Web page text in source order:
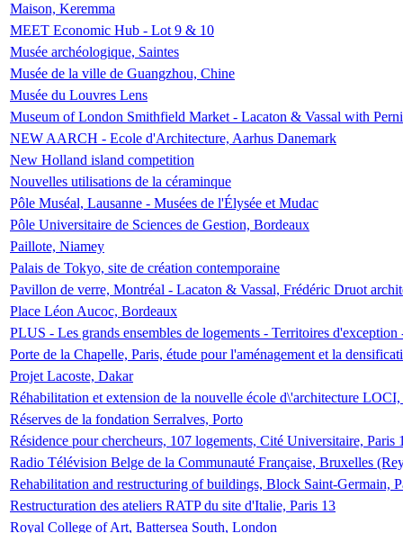
Maison, Keremma
MEET Economic Hub - Lot 9 & 10
Musée archéologique, Saintes
Musée de la ville de Guangzhou, Chine
Musée du Louvres Lens
Museum of London Smithfield Market - Lacaton & Vassal with
NEW AARCH - Ecole d'Architecture, Aarhus Danemark
New Holland island competition
Nouvelles utilisations de la céraminque
Pôle Muséal, Lausanne - Musées de l'Élysée et Mudac
Pôle Universitaire de Sciences de Gestion, Bordeaux
Paillote, Niamey
Palais de Tokyo, site de création contemporaine
Pavillon de verre, Montréal - Lacaton & Vassal, Frédéric Druot
Place Léon Aucoc, Bordeaux
PLUS - Les grands ensembles de logements - Territoires
Porte de la Chapelle, Paris, étude pour l'aménagement et la
Projet Lacoste, Dakar
Réhabilitation et extension de la nouvelle école d\'architecture
Réserves de la fondation Serralves, Porto
Résidence pour chercheurs, 107 logements, Cité Universitaire, Paris
Radio Télévision Belge de la Communauté Française, Bruxelles
Rehabilitation and restructuring of buildings, Block Saint-Germain,
Restructuration des ateliers RATP du site d'Italie, Paris 13
Royal College of Art, Battersea South, London